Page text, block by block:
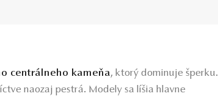
centrálneho kameňa, ktorý dominuje šperku.
naozaj pestrá. Modely sa líšia hlavne